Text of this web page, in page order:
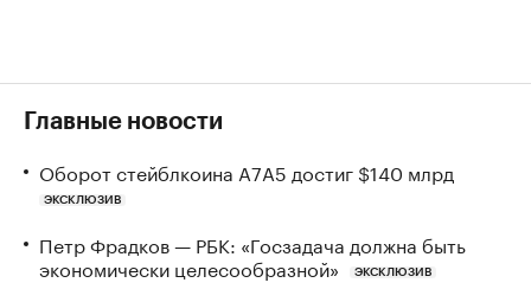
Главные новости
Оборот стейблкоина А7А5 достиг $140 млрд
ЭКСКЛЮЗИВ
Петр Фрадков — РБК: «Госзадача должна быть
экономически целесообразной»
ЭКСКЛЮЗИВ